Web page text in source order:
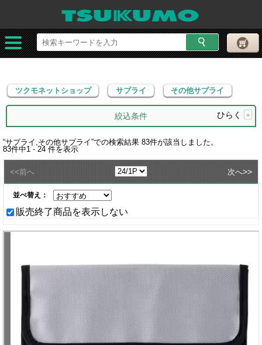
ツクモネットショップ サプライ その他サプライ
ツクモネットショップ サプライ その他サプライ
絞込条件 ひらく +
“サプライ,その他サプライ”での検索結果 83件が該当しました。
83件中1 - 24 件を表示
<<前へ 次へ>>
並べ替え：
販売終了商品を表示しない